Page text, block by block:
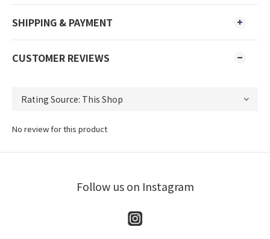
SHIPPING & PAYMENT
CUSTOMER REVIEWS
No review for this product
Follow us on Instagram